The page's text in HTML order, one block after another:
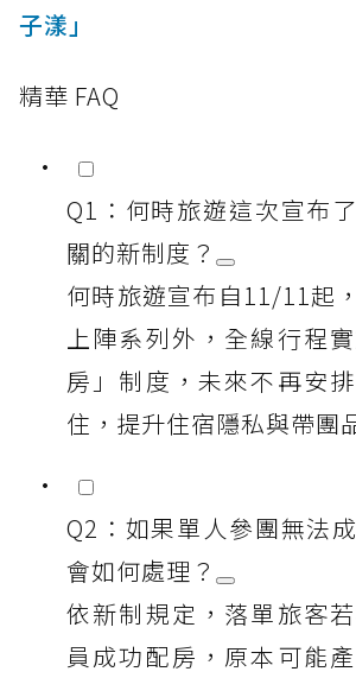
子漾」
精華 FAQ
Q1：何時旅遊這次宣布
關的新制度？
何時旅遊宣布自11/11起
上陣系列外，全線行程
房」制度，未來不再安
住，提升住宿隱私與帶團
Q2：如果單人參團無法
會如何處理？
依新制規定，落單旅客
員成功配房，原本可能